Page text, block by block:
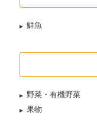
鮮魚
野菜・有機野菜
果物